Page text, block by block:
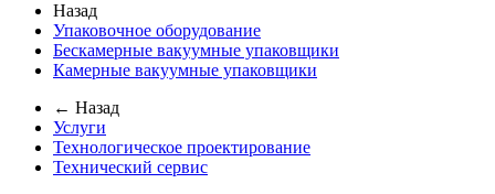
Назад
Упаковочное оборудование
Бескамерные вакуумные упаковщики
Камерные вакуумные упаковщики
← Назад
Услуги
Технологическое проектирование
Технический сервис